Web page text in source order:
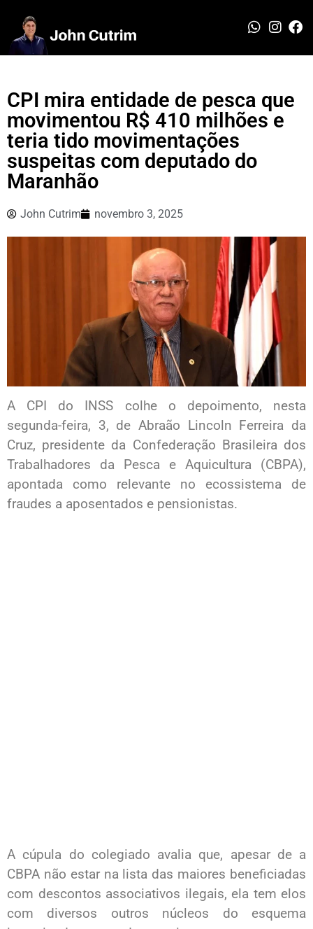
CPI mira entidade de pesca que
movimentou R$ 410 milhões e
teria tido movimentações
suspeitas com deputado do
Maranhão
John Cutrim novembro 3, 2025
A CPI do INSS colhe o depoimento, nesta
segunda-feira, 3, de Abraão Lincoln Ferreira da
Cruz, presidente da Confederação Brasileira dos
Trabalhadores da Pesca e Aquicultura (CBPA),
apontada como relevante no ecossistema de
fraudes a aposentados e pensionistas.
A cúpula do colegiado avalia que, apesar de a
CBPA não estar na lista das maiores beneficiadas
com descontos associativos ilegais, ela tem elos
com diversos outros núcleos do esquema